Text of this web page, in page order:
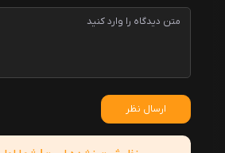
ارسال نظر